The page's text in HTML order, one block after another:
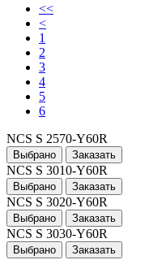
<<
<
1
2
3
4
5
6
NCS S 2570-Y60R
Выбрано Заказать
NCS S 3010-Y60R
Выбрано Заказать
NCS S 3020-Y60R
Выбрано Заказать
NCS S 3030-Y60R
Выбрано Заказать